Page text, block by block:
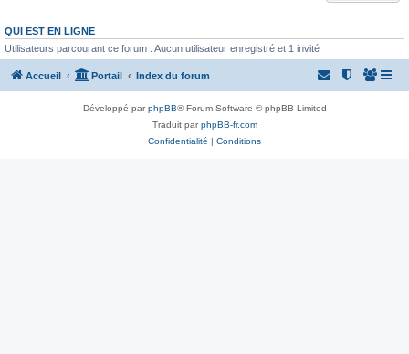
QUI EST EN LIGNE
Utilisateurs parcourant ce forum : Aucun utilisateur enregistré et 1 invité
Accueil Portail Index du forum
Développé parphpBB® Forum Software © phpBB Limited
Traduit parphpBB-fr.com
Confidentialité | Conditions